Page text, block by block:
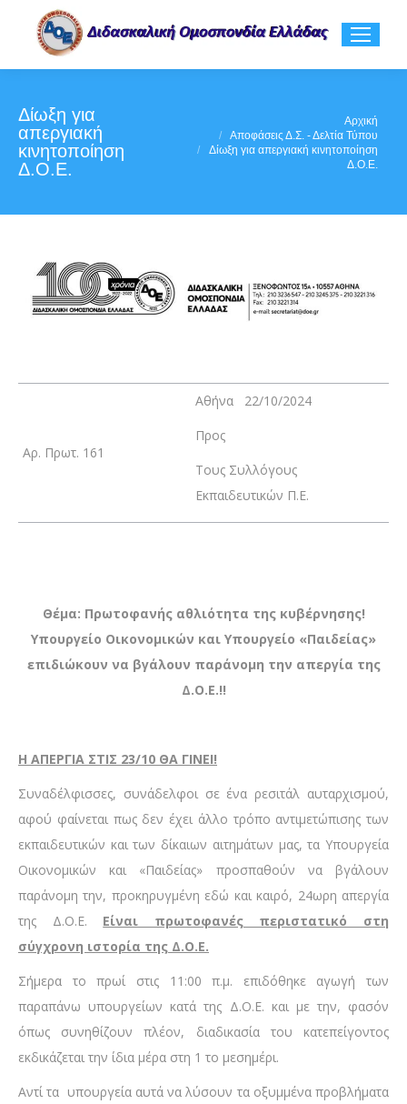
Δίωξη για
απεργιακή
κινητοποίηση
Δ.Ο.Ε.
Αρχική
Αποφάσεις Δ.Σ. - Δελτία Τύπου
Δίωξη για απεργιακή κινητοποίηση
Δ.Ο.Ε.
Αρ. Πρωτ. 161
Αθήνα 22/10/2024
Προς
Τους Συλλόγους
Εκπαιδευτικών Π.Ε.
Θέμα: Πρωτοφανής αθλιότητα της κυβέρνησης!
Υπουργείο Οικονομικών και Υπουργείο «Παιδείας»
επιδιώκουν να βγάλουν παράνομη την απεργία της
Δ.Ο.Ε.!!
Η ΑΠΕΡΓΙΑ ΣΤΙΣ 23/10 ΘΑ ΓΙΝΕΙ!
Συναδέλφισσες, συνάδελφοι σε ένα ρεσιτάλ αυταρχισμού,
αφού φαίνεται πως δεν έχει άλλο τρόπο αντιμετώπισης των
εκπαιδευτικών και των δίκαιων αιτημάτων μας, τα Υπουργεία
Οικονομικών και «Παιδείας» προσπαθούν να βγάλουν
παράνομη την, προκηρυγμένη εδώ και καιρό, 24ωρη απεργία
της Δ.Ο.Ε. Είναι πρωτοφανές περιστατικό στη
σύγχρονη ιστορία της Δ.Ο.Ε.
Σήμερα το πρωί στις 11:00 π.μ. επιδόθηκε αγωγή των
παραπάνω υπουργείων κατά της Δ.Ο.Ε. και με την, φασόν
όπως συνηθίζουν πλέον, διαδικασία του κατεπείγοντος
εκδικάζεται την ίδια μέρα στη 1 το μεσημέρι.
Αντί τα υπουργεία αυτά να λύσουν τα οξυμμένα προβλήματα